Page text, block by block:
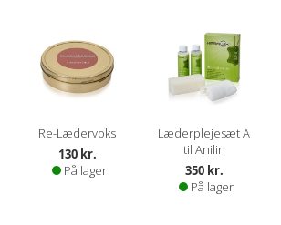
Re-Lædervoks
130 kr.
På lager
Læderplejesæt A
til Anilin
350 kr.
På lager